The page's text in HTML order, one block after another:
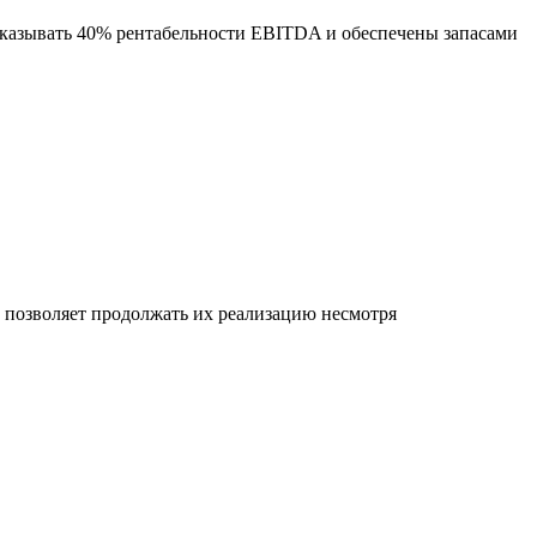
40% рентабельности EBITDA и обеспечены запасами
продолжать их реализацию несмотря